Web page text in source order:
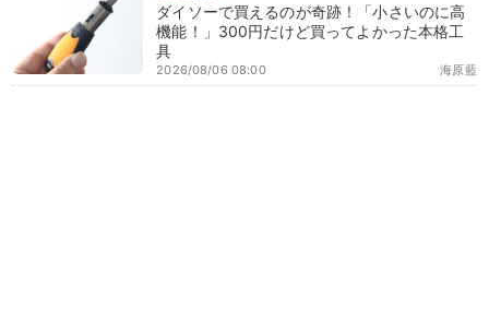
ダイソーで買えるのが奇跡！「小さいのに高
機能！」300円だけど買ってよかった本格工
具
海原藍
2026/08/06 08:00